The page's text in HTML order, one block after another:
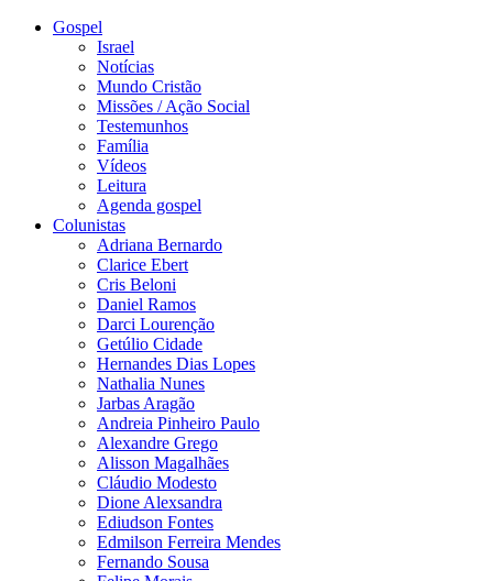
Gospel
Israel
Notícias
Mundo Cristão
Missões / Ação Social
Testemunhos
Família
Vídeos
Leitura
Agenda gospel
Colunistas
Adriana Bernardo
Clarice Ebert
Cris Beloni
Daniel Ramos
Darci Lourenção
Getúlio Cidade
Hernandes Dias Lopes
Nathalia Nunes
Jarbas Aragão
Andreia Pinheiro Paulo
Alexandre Grego
Alisson Magalhães
Cláudio Modesto
Dione Alexsandra
Ediudson Fontes
Edmilson Ferreira Mendes
Fernando Sousa